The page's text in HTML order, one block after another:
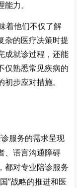
力。
着他们不仅了解
杂的医疗决策时提
成就诊过程，还能
仅熟悉常见疾病的
步应对措施。
服务的需求呈现
、语言沟通障碍
都对专业陪诊服务
”战略的推进和医